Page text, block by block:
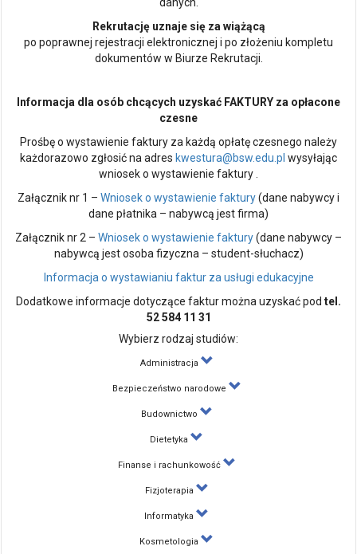
Rekrutację uznaje się za wiążącą
po poprawnej rejestracji elektronicznej i po złożeniu kompletu
dokumentów w Biurze Rekrutacji.
Informacja dla osób chcących uzyskać FAKTURY za opłacone
czesne
Prośbę o wystawienie faktury za każdą opłatę czesnego należy
każdorazowo zgłosić na adres kwestura@bsw.edu.pl wysyłając
wniosek o wystawienie faktury .
Załącznik nr 1 – Wniosek o wystawienie faktury(dane nabywcy i
dane płatnika – nabywcą jest firma)
Załącznik nr 2 – Wniosek o wystawienie faktury(dane nabywcy –
nabywcą jest osoba fizyczna – student-słuchacz)
Informacja o wystawianiu faktur za usługi edukacyjne
Dodatkowe informacje dotyczące faktur można uzyskać pod tel.
52 584 11 31
Wybierz rodzaj studiów:
Administracja
Bezpieczeństwo narodowe
Budownictwo
Dietetyka
Finanse i rachunkowość
Fizjoterapia
Informatyka
Kosmetologia